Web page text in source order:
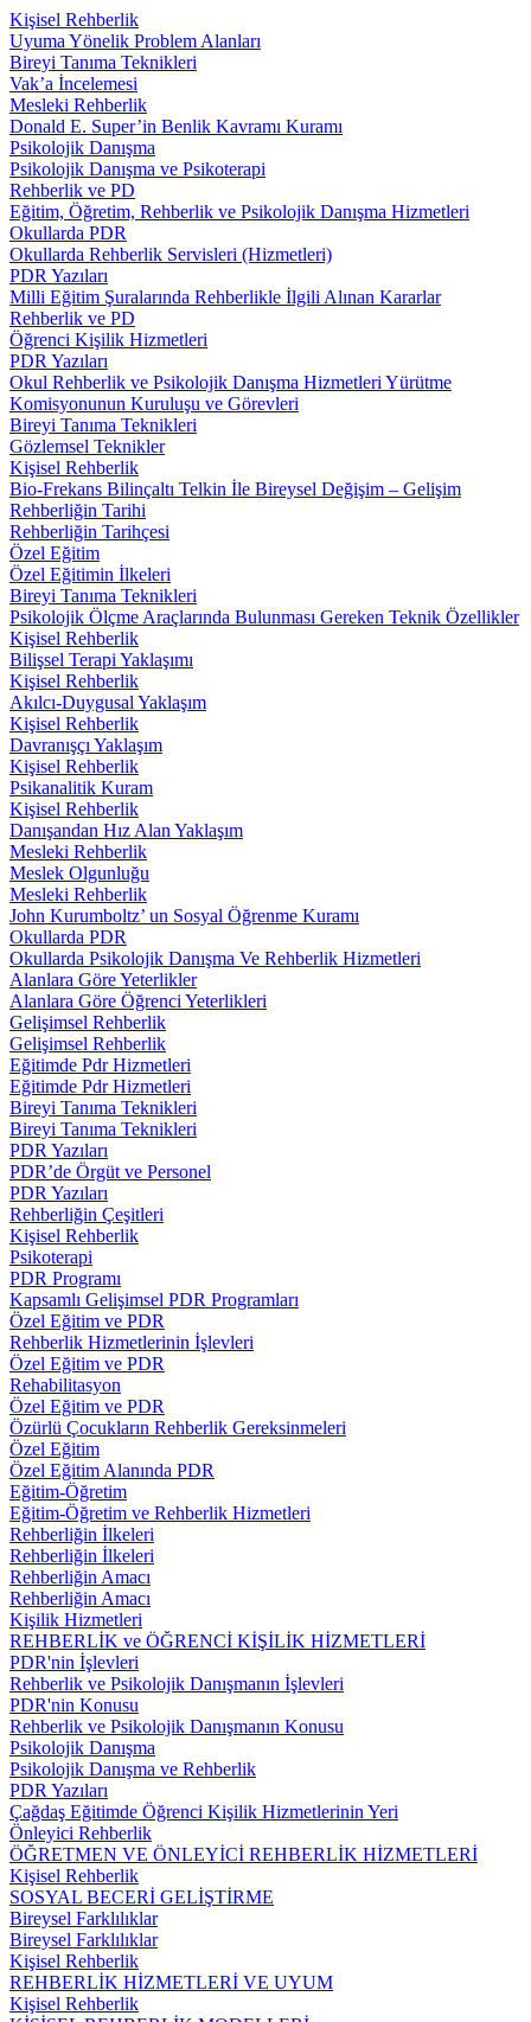
Kişisel Rehberlik
Uyuma Yönelik Problem Alanları
Bireyi Tanıma Teknikleri
Vak’a İncelemesi
Mesleki Rehberlik
Donald E. Super’in Benlik Kavramı Kuramı
Psikolojik Danışma
Psikolojik Danışma ve Psikoterapi
Rehberlik ve PD
Eğitim, Öğretim, Rehberlik ve Psikolojik Danışma Hizmetleri
Okullarda PDR
Okullarda Rehberlik Servisleri (Hizmetleri)
PDR Yazıları
Milli Eğitim Şuralarında Rehberlikle İlgili Alınan Kararlar
Rehberlik ve PD
Öğrenci Kişilik Hizmetleri
PDR Yazıları
Okul Rehberlik ve Psikolojik Danışma Hizmetleri Yürütme
Komisyonunun Kuruluşu ve Görevleri
Bireyi Tanıma Teknikleri
Gözlemsel Teknikler
Kişisel Rehberlik
Bio-Frekans Bilinçaltı Telkin İle Bireysel Değişim – Gelişim
Rehberliğin Tarihi
Rehberliğin Tarihçesi
Özel Eğitim
Özel Eğitimin İlkeleri
Bireyi Tanıma Teknikleri
Psikolojik Ölçme Araçlarında Bulunması Gereken Teknik Özellikler
Kişisel Rehberlik
Bilişsel Terapi Yaklaşımı
Kişisel Rehberlik
Akılcı-Duygusal Yaklaşım
Kişisel Rehberlik
Davranışçı Yaklaşım
Kişisel Rehberlik
Psikanalitik Kuram
Kişisel Rehberlik
Danışandan Hız Alan Yaklaşım
Mesleki Rehberlik
Meslek Olgunluğu
Mesleki Rehberlik
John Kurumboltz’ un Sosyal Öğrenme Kuramı
Okullarda PDR
Okullarda Psikolojik Danışma Ve Rehberlik Hizmetleri
Alanlara Göre Yeterlikler
Alanlara Göre Öğrenci Yeterlikleri
Gelişimsel Rehberlik
Gelişimsel Rehberlik
Eğitimde Pdr Hizmetleri
Eğitimde Pdr Hizmetleri
Bireyi Tanıma Teknikleri
Bireyi Tanıma Teknikleri
PDR Yazıları
PDR’de Örgüt ve Personel
PDR Yazıları
Rehberliğin Çeşitleri
Kişisel Rehberlik
Psikoterapi
PDR Programı
Kapsamlı Gelişimsel PDR Programları
Özel Eğitim ve PDR
Rehberlik Hizmetlerinin İşlevleri
Özel Eğitim ve PDR
Rehabilitasyon
Özel Eğitim ve PDR
Özürlü Çocukların Rehberlik Gereksinmeleri
Özel Eğitim
Özel Eğitim Alanında PDR
Eğitim-Öğretim
Eğitim-Öğretim ve Rehberlik Hizmetleri
Rehberliğin İlkeleri
Rehberliğin İlkeleri
Rehberliğin Amacı
Rehberliğin Amacı
Kişilik Hizmetleri
REHBERLİK ve ÖĞRENCİ KİŞİLİK HİZMETLERİ
PDR'nin İşlevleri
Rehberlik ve Psikolojik Danışmanın İşlevleri
PDR'nin Konusu
Rehberlik ve Psikolojik Danışmanın Konusu
Psikolojik Danışma
Psikolojik Danışma ve Rehberlik
PDR Yazıları
Çağdaş Eğitimde Öğrenci Kişilik Hizmetlerinin Yeri
Önleyici Rehberlik
ÖĞRETMEN VE ÖNLEYİCİ REHBERLİK HİZMETLERİ
Kişisel Rehberlik
SOSYAL BECERİ GELİŞTİRME
Bireysel Farklılıklar
Bireysel Farklılıklar
Kişisel Rehberlik
REHBERLİK HİZMETLERİ VE UYUM
Kişisel Rehberlik